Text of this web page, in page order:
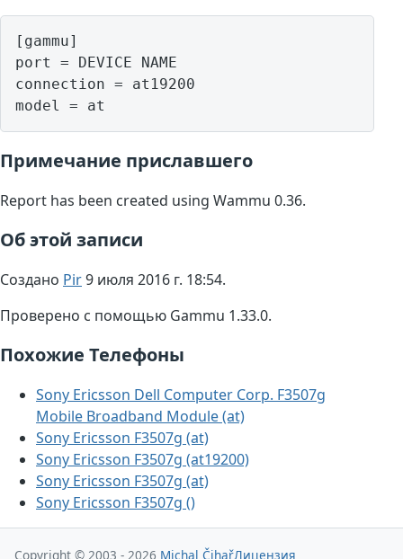
[gammu]
port = DEVICE NAME
connection = at19200
model = at
Примечание приславшего
Report has been created using Wammu 0.36.
Об этой записи
Создано Pir9 июля 2016 г. 18:54.
Проверено с помощью Gammu 1.33.0.
Похожие Телефоны
Sony Ericsson Dell Computer Corp. F3507g
Mobile Broadband Module (at)
Sony Ericsson F3507g (at)
Sony Ericsson F3507g (at19200)
Sony Ericsson F3507g (at)
Sony Ericsson F3507g ()
Copyright © 2003 - 2026 Michal ČihařЛицензия